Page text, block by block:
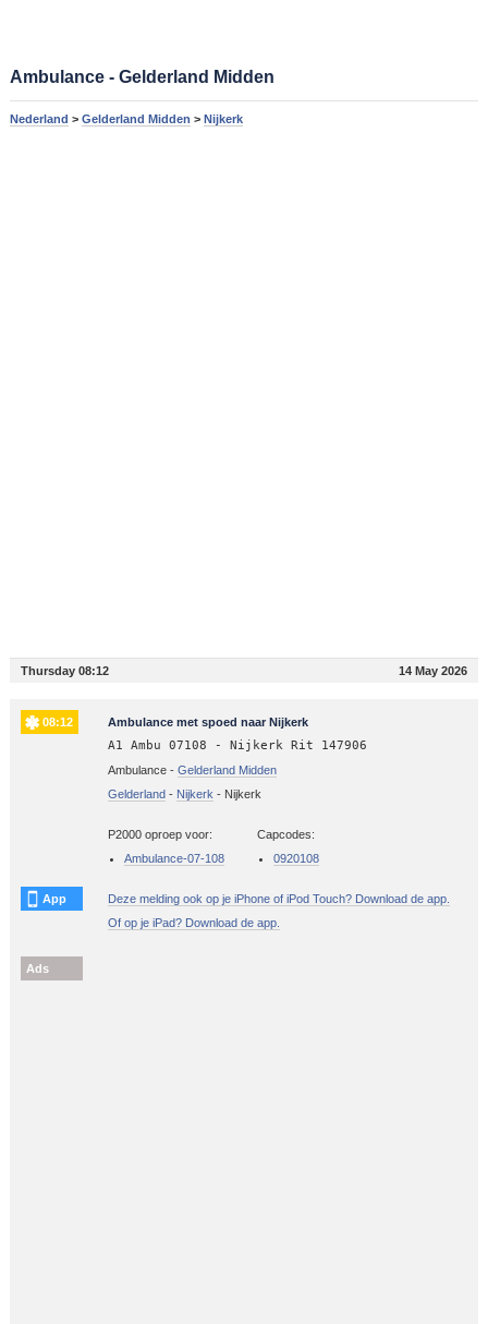
Ambulance - Gelderland Midden
Nederland > Gelderland Midden > Nijkerk
Thursday 08:12 14 May 2026
08:12 Ambulance met spoed naar Nijkerk
A1 Ambu 07108 - Nijkerk Rit 147906
Ambulance - Gelderland Midden
Gelderland- Nijkerk - Nijkerk
P2000 oproep voor:
Ambulance-07-108
Capcodes:
0920108
App
Deze melding ook op je iPhone of iPod Touch? Download de app.
Of op je iPad? Download de app.
Ads